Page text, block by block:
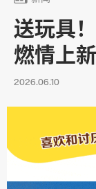
送玩具
燃情上新
2026.06.10